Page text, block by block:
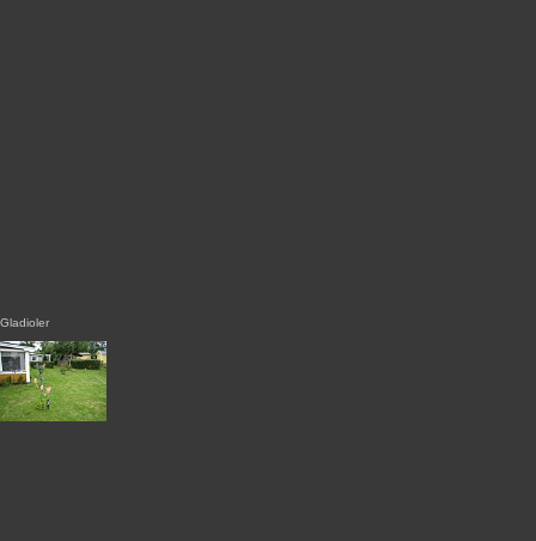
Gladioler